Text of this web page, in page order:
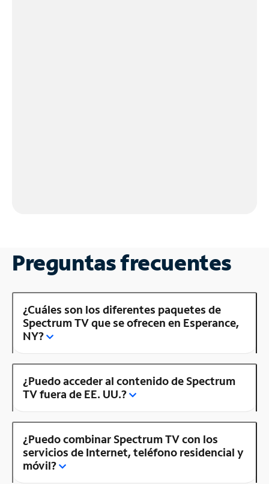
Preguntas frecuentes
¿Cuáles son los diferentes paquetes de
Spectrum TV que se ofrecen en Esperance,
NY?
¿Puedo acceder al contenido de Spectrum
TV fuera de EE. UU.?
¿Puedo combinar Spectrum TV con los
servicios de Internet, teléfono residencial y
móvil?